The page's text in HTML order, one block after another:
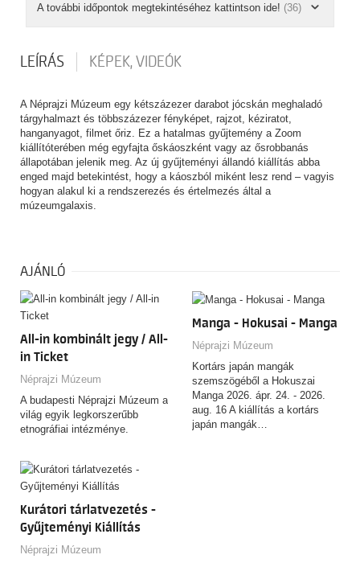
A további időpontok megtekintéséhez kattintson ide! (36)
LEÍRÁS KÉPEK, VIDEÓK
A Néprajzi Múzeum egy kétszázezer darabot jócskán meghaladó
tárgyhalmazt és többszázezer fényképet, rajzot, kéziratot,
hanganyagot, filmet őriz. Ez a hatalmas gyűjtemény a Zoom
kiállítóterében még egyfajta őskáoszként vagy az ősrobbanás
állapotában jelenik meg. Az új gyűjteményi állandó kiállítás abba
enged majd betekintést, hogy a káoszból miként lesz rend – vagyis
hogyan alakul ki a rendszerezés és értelmezés által a
múzeumgalaxis.
AJÁNLÓ
All-in kombinált jegy / All-
in Ticket
Néprajzi Múzeum
A budapesti Néprajzi Múzeum a
világ egyik legkorszerűbb
etnográfiai intézménye.
Manga - Hokusai - Manga
Néprajzi Múzeum
Kortárs japán mangák
szemszögéből a Hokuszai
Manga 2026. ápr. 24. - 2026.
aug. 16 A kiállítás a kortárs
japán mangák…
Kurátori tárlatvezetés -
Gyűjteményi Kiállítás
Néprajzi Múzeum